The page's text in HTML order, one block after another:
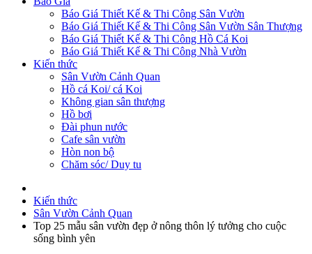
Báo Giá Thiết Kế & Thi Công Sân Vườn
Báo Giá Thiết Kế & Thi Công Sân Vườn Sân Thượng
Báo Giá Thiết Kế & Thi Công Hồ Cá Koi
Báo Giá Thiết Kế & Thi Công Nhà Vườn
Kiến thức
Sân Vườn Cảnh Quan
Hồ cá Koi/ cá Koi
Không gian sân thượng
Hồ bơi
Đài phun nước
Cafe sân vườn
Hòn non bộ
Chăm sóc/ Duy tu
Kiến thức
Sân Vườn Cảnh Quan
Top 25 mẫu sân vườn đẹp ở nông thôn lý tưởng cho cuộc
sống bình yên